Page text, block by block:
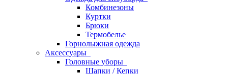
Комбинезоны
Куртки
Брюки
Термобелье
Горнолыжная одежда
Аксессуары
Головные уборы
Шапки / Кепки